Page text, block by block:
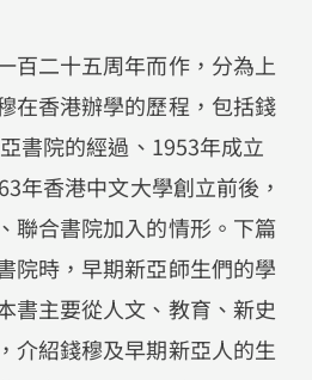
百二十五周年而作，分為上
在香港辦學的歷程，包括錢
書院的經過、1953年成立
年香港中文大學創立前後，
聯合書院加入的情形。下篇
院時，早期新亞師生們的學
書主要從人文、教育、新史
介紹錢穆及早期新亞人的生